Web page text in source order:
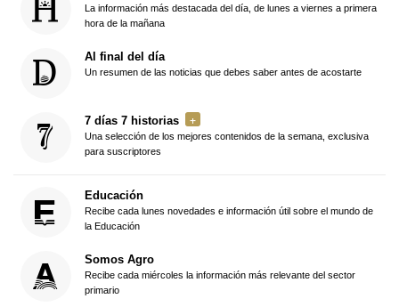
La información más destacada del día, de lunes a viernes a primera
hora de la mañana
Al final del día
Un resumen de las noticias que debes saber antes de acostarte
7 días 7 historias
Una selección de los mejores contenidos de la semana, exclusiva
para suscriptores
Educación
Recibe cada lunes novedades e información útil sobre el mundo de
la Educación
Somos Agro
Recibe cada miércoles la información más relevante del sector
primario